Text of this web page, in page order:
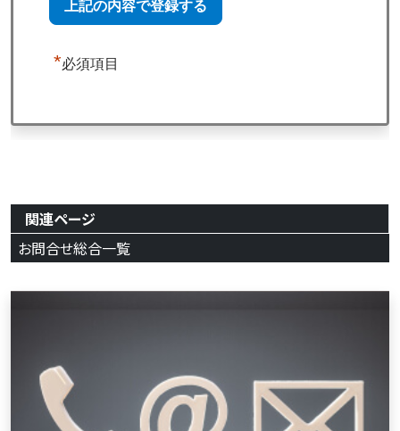
*必須項目
関連ページ
お問合せ総合一覧